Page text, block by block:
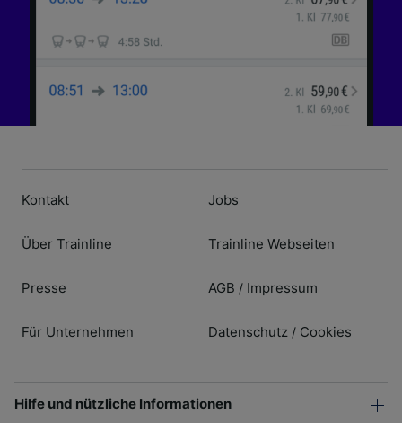
Kontakt
Über Trainline
Presse
Für Unternehmen
Jobs
Trainline Webseiten
AGB / Impressum
Datenschutz / Cookies
Hilfe und nützliche Informationen